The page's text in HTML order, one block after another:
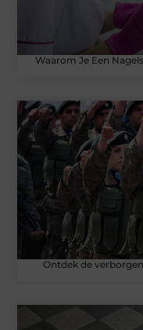
Waarom Je Een
Ontdek de